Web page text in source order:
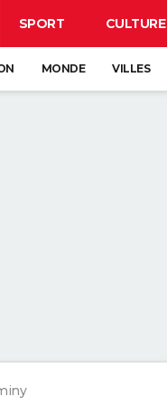
SPORT CULTURE
MONDE VILLES